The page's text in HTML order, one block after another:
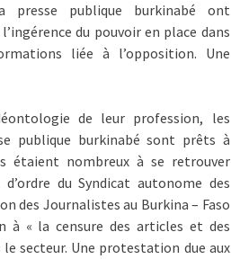
presse publique burkinabé ont
du pouvoir en place dans
liée à l’opposition. Une
de leur profession, les
publique burkinabé sont prêts à
étaient nombreux à se retrouver
du Syndicat autonome des
des Journalistes au Burkina – Faso
à « la censure des articles et des
secteur. Une protestation due aux